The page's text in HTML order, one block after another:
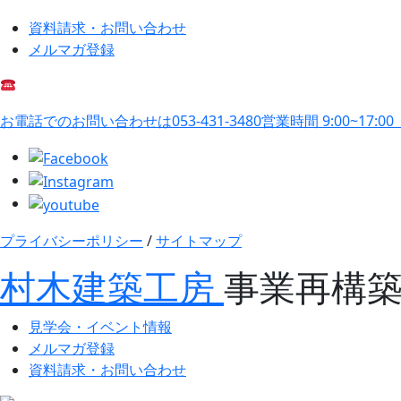
資料請求・お問い合わせ
メルマガ登録
お電話でのお問い合わせは053-431-3480営業時間 9:00~17:00
プライバシーポリシー /サイトマップ
村木建築工房 事業再構築
見学会・イベント情報
メルマガ登録
資料請求・お問い合わせ